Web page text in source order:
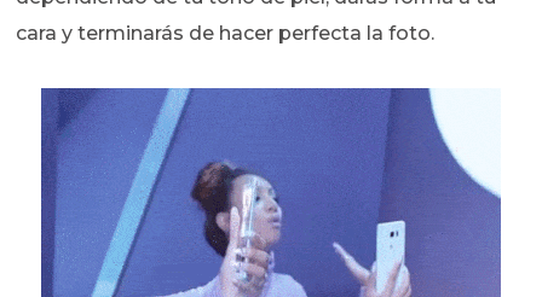
cara y terminarás de hacer perfecta la foto.